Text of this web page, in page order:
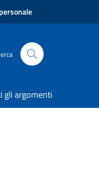
gli argomenti